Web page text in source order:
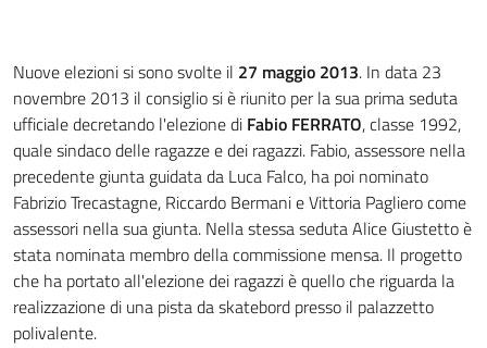
Nuove elezioni si sono svolte il 27 maggio 2013. In data 23
novembre 2013 il consiglio si è riunito per la sua prima seduta
ufficiale decretando l'elezione di Fabio FERRATO, classe 1992,
quale sindaco delle ragazze e dei ragazzi. Fabio, assessore nella
precedente giunta guidata da Luca Falco, ha poi nominato
Fabrizio Trecastagne, Riccardo Bermani e Vittoria Pagliero come
assessori nella sua giunta. Nella stessa seduta Alice Giustetto è
stata nominata membro della commissione mensa. Il progetto
che ha portato all'elezione dei ragazzi è quello che riguarda la
realizzazione di una pista da skatebord presso il palazzetto
polivalente.